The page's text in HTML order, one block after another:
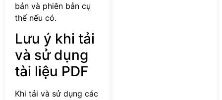
bản và phiên bản cụ
thể nếu có.
Lưu ý khi tải
và sử dụng
tài liệu PDF
Khi tải và sử dụng các